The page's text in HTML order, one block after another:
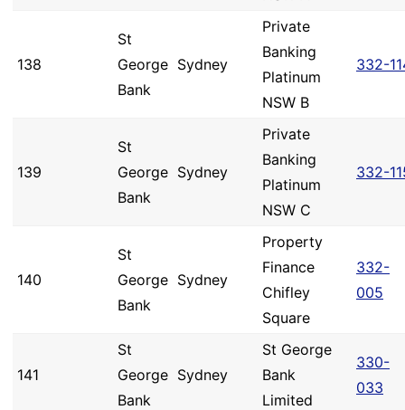
138
St
George
Bank
Sydney
Private
Banking
Platinum
NSW B
332-
139
St
George
Bank
Sydney
Private
Banking
Platinum
NSW C
332-
140
St
George
Bank
Sydney
Property
Finance
Chifley
Square
332-
005
141
St
George
Bank
Sydney
St George
Bank
Limited
330-
033